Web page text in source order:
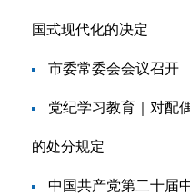
国式现代化的决定
市委常委会会议召开
党纪学习教育｜对配
的处分规定
中国共产党第二十届